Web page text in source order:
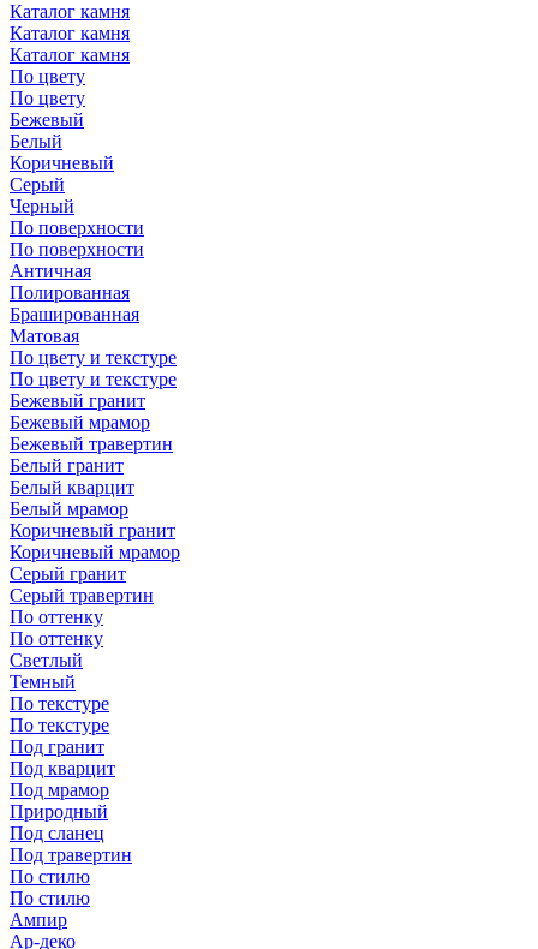
Каталог камня
Каталог камня
Каталог камня
По цвету
По цвету
Бежевый
Белый
Коричневый
Серый
Черный
По поверхности
По поверхности
Античная
Полированная
Брашированная
Матовая
По цвету и текстуре
По цвету и текстуре
Бежевый гранит
Бежевый мрамор
Бежевый травертин
Белый гранит
Белый кварцит
Белый мрамор
Коричневый гранит
Коричневый мрамор
Серый гранит
Серый травертин
По оттенку
По оттенку
Светлый
Темный
По текстуре
По текстуре
Под гранит
Под кварцит
Под мрамор
Природный
Под сланец
Под травертин
По стилю
По стилю
Ампир
Ар-деко